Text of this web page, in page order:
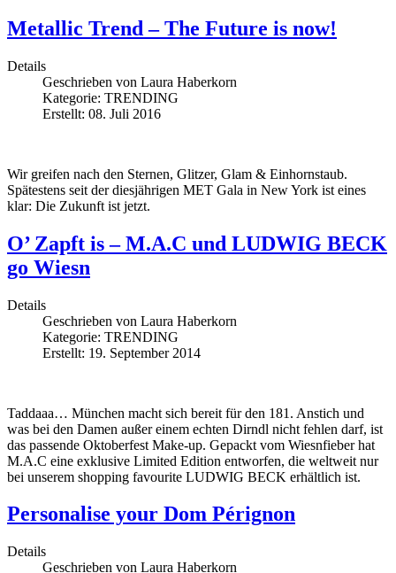
Metallic Trend – The Future is now!
Details
Geschrieben von Laura Haberkorn
Kategorie: TRENDING
Erstellt: 08. Juli 2016
Wir greifen nach den Sternen, Glitzer, Glam & Einhornstaub.
Spätestens seit der diesjährigen MET Gala in New York ist eines
klar: Die Zukunft ist jetzt.
O’ Zapft is – M.A.C und LUDWIG BECK
go Wiesn
Details
Geschrieben von Laura Haberkorn
Kategorie: TRENDING
Erstellt: 19. September 2014
Taddaaa… München macht sich bereit für den 181. Anstich und
was bei den Damen außer einem echten Dirndl nicht fehlen darf, ist
das passende Oktoberfest Make-up. Gepackt vom Wiesnfieber hat
M.A.C eine exklusive Limited Edition entworfen, die weltweit nur
bei unserem shopping favourite LUDWIG BECK erhältlich ist.
Personalise your Dom Pérignon
Details
Geschrieben von Laura Haberkorn